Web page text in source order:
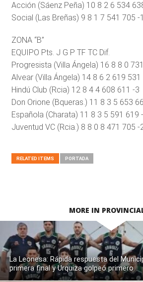
Acción (Sáenz Peña) 10 8 2 6 534
Social (Las Breñas) 9 8 1 7 541 705 -
ZONA “B”
EQUIPO Pts. J G P TF TC Dif.
Progresista (Villa Ángela) 16 8 8 0
Alvear (Villa Ángela) 14 8 6 2 619 531
Hindú Club (Rcia) 12 8 4 4 608 611 -3
Don Orione (Bqueras.) 11 8 3 5 653
Española (Charata) 11 8 3 5 591 619
Juventud VC (Rcia.) 8 8 0 8 471 705 -
RELATED ITEMS PORTADA
MORE IN
La Leonesa: Rápida respuesta del
primera final y Urquiza golpeó primero